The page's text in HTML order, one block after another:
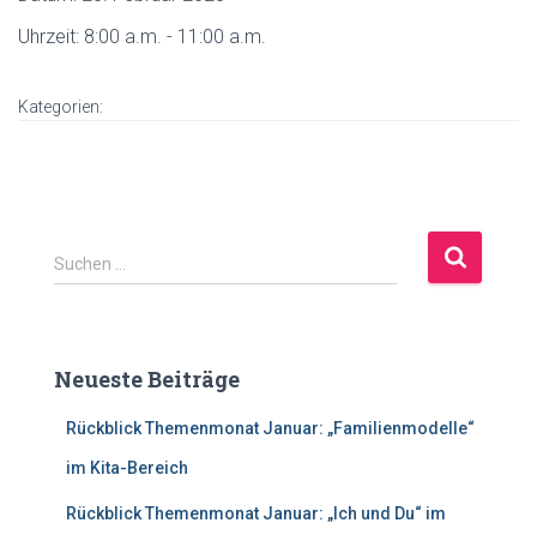
Uhrzeit: 8:00 a.m. - 11:00 a.m.
Kategorien:
S
u
n
Suchen …
Neueste Beiträge
Rückblick Themenmonat Januar: „Familienmodelle“
im Kita-Bereich
Rückblick Themenmonat Januar: „Ich und Du“ im